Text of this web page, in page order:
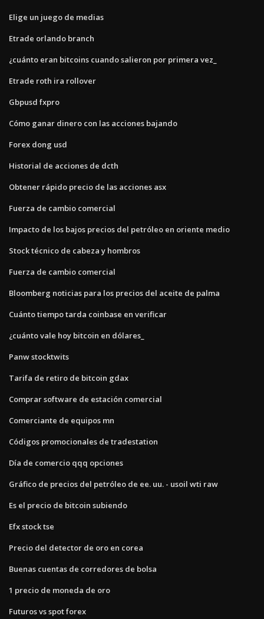
Elige un juego de medias
Etrade orlando branch
¿cuánto eran bitcoins cuando salieron por primera vez_
Etrade roth ira rollover
Gbpusd fxpro
Cómo ganar dinero con las acciones bajando
Forex dong usd
Historial de acciones de dcth
Obtener rápido precio de las acciones asx
Fuerza de cambio comercial
Impacto de los bajos precios del petróleo en oriente medio
Stock técnico de cabeza y hombros
Fuerza de cambio comercial
Bloomberg noticias para los precios del aceite de palma
Cuánto tiempo tarda coinbase en verificar
¿cuánto vale hoy bitcoin en dólares_
Panw stocktwits
Tarifa de retiro de bitcoin gdax
Comprar software de estación comercial
Comerciante de equipos mn
Códigos promocionales de tradestation
Día de comercio qqq opciones
Gráfico de precios del petróleo de ee. uu. - usoil wti raw
Es el precio de bitcoin subiendo
Efx stock tse
Precio del detector de oro en corea
Buenas cuentas de corredores de bolsa
1 precio de moneda de oro
Futuros vs spot forex